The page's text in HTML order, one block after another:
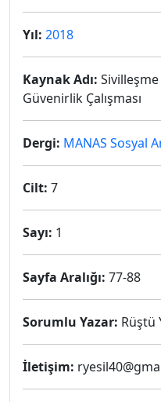
Yıl: 2018
Kaynak Adı: Sivilleşme
Güvenirlik Çalışması
Dergi: MANAS Sosyal
Cilt: 7
Sayı: 1
Sayfa Aralığı: 77-88
Sorumlu Yazar: Rüştü
İletişim: